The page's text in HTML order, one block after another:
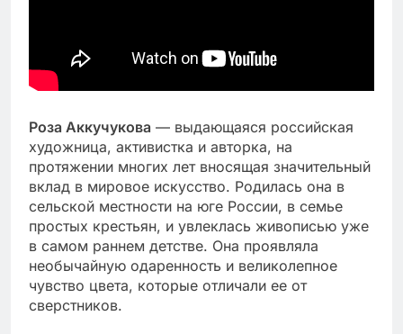
Роза Аккучукова — выдающаяся российская
художница, активистка и авторка, на
протяжении многих лет вносящая значительный
вклад в мировое искусство. Родилась она в
сельской местности на юге России, в семье
простых крестьян, и увлеклась живописью уже
в самом раннем детстве. Она проявляла
необычайную одаренность и великолепное
чувство цвета, которые отличали ее от
сверстников.